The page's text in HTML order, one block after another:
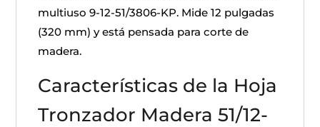
multiuso 9-12-51/3806-KP. Mide 12 pulgadas
(320 mm) y está pensada para corte de
madera.
Características de la Hoja
Tronzador Madera 51/12-